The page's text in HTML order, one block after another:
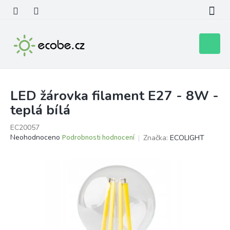
obsah
košík
LED žárovka filament E27 - 8W -
teplá bílá
EC20057
Průměrné
Neohodnoceno Podrobnosti hodnocení Značka: ECOLIGHT